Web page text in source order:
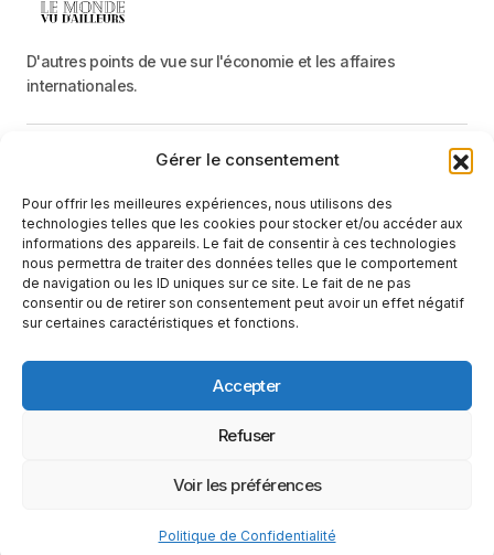
Gérer le consentement
Pour offrir les meilleures expériences, nous utilisons des
technologies telles que les cookies pour stocker et/ou accéder aux
informations des appareils. Le fait de consentir à ces technologies
nous permettra de traiter des données telles que le comportement
de navigation ou les ID uniques sur ce site. Le fait de ne pas
consentir ou de retirer son consentement peut avoir un effet négatif
sur certaines caractéristiques et fonctions.
Accepter
Refuser
Voir les préférences
Politique de Confidentialité
D'autres points de vue sur l'économie et les affaires
internationales.
Catégories
Recevez une information neutre et factuelle
E-mail
En cliquant sur le bouton « S'abonner », vous confirmez que vous
avez lu et que vous acceptez notrepolitique de confidentialité
conditions d'utilisation.
© 2025 Le Monde Vu D'ailleurs. Tous Droits Réservés.